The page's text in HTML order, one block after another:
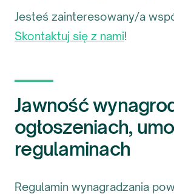
Jesteś zainteresowany/a
Skontaktuj się z nami!
Jawność
ogłoszeniach,
regulaminach
Regulamin wynagradzania